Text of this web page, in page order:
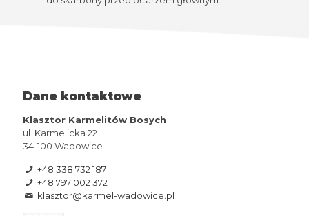
Dane kontaktowe
Klasztor Karmelitów Bosych
ul. Karmelicka 22
34-100 Wadowice
+48 338 732 187
+48 797 002 372
klasztor@karmel-wadowice.pl